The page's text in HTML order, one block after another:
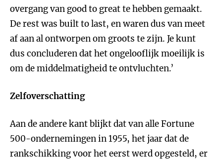
overgang van good to great te hebben gemaakt.
De rest was built to last, en waren dus van meet
af aan al ontworpen om groots te zijn. Je kunt
dus concluderen dat het ongelooflijk moeilijk is
om de middelmatigheid te ontvluchten.’
Zelfoverschatting
Aan de andere kant blijkt dat van alle Fortune
500-ondernemingen in 1955, het jaar dat de
rankschikking voor het eerst werd opgesteld, er